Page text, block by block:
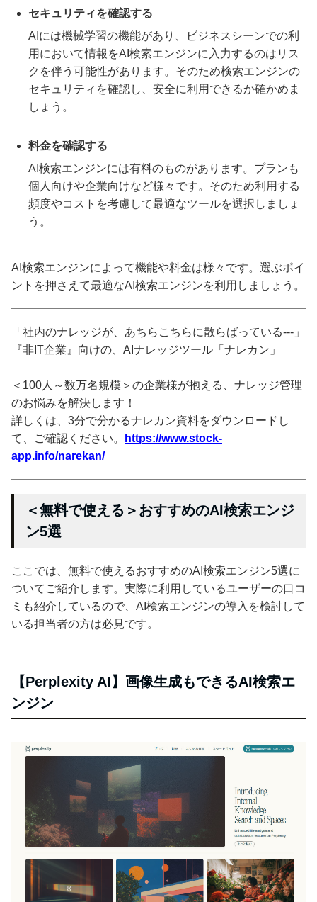
セキュリティを確認する
AIには機械学習の機能があり、ビジネスシーンでの利
用において情報をAI検索エンジンに入力するのはリス
クを伴う可能性があります。そのため検索エンジンの
セキュリティを確認し、安全に利用できるか確かめま
しょう。
料金を確認する
AI検索エンジンには有料のものがあります。プランも
個人向けや企業向けなど様々です。そのため利用する
頻度やコストを考慮して最適なツールを選択しましょ
う。
AI検索エンジンによって機能や料金は様々です。選ぶポイ
ントを押さえて最適なAI検索エンジンを利用しましょう。
「社内のナレッジが、あちらこちらに散らばっている---」
『非IT企業』向けの、AIナレッジツール「ナレカン」
＜100人～数万名規模＞の企業様が抱える、ナレッジ管理
のお悩みを解決します！
詳しくは、3分で分かるナレカン資料をダウンロードし
て、ご確認ください。
https://www.stock-
app.info/narekan/
＜無料で使える＞おすすめのAI検索エンジ
ン5選
ここでは、無料で使えるおすすめのAI検索エンジン5選に
ついてご紹介します。実際に利用しているユーザーの口コ
ミも紹介しているので、AI検索エンジンの導入を検討して
いる担当者の方は必見です。
【Perplexity AI】画像生成もできるAI検索エ
ンジン